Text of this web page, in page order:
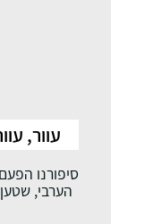
עוור,
סיפורנו
הערבי,